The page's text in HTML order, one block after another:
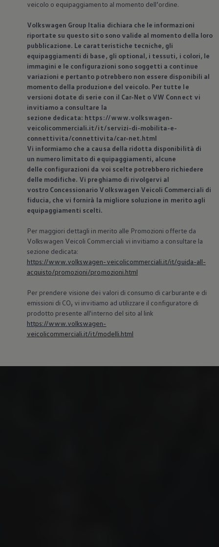
veicolo o equipaggiamento al momento dell’ordine.
Volkswagen Group Italia dichiara che le informazioni
riportate su questo sito sono valide al momento della loro
pubblicazione. Le caratteristiche tecniche, gli
equipaggiamenti di base, gli optional, i tessuti, i colori, le
immagini e le configurazioni sono soggetti a continue
variazioni e pertanto potrebbero non essere disponibili al
momento della produzione del veicolo. Per tutte le
versioni dotate di serie con il Car-Net o VW Connect vi
invitiamo a consultare la
sezione dedicata: https://www.volkswagen-
veicolicommerciali.it/it/servizi-di-mobilita-e-
connettivita/connettivita/car-net.html
Vi informiamo che a causa della ridotta disponibilità di
un numero limitato di equipaggiamenti, alcune
delle configurazioni da voi scelte potrebbero richiedere
delle modifiche. Vi preghiamo di rivolgervi al
vostro Concessionario Volkswagen Veicoli Commerciali di
fiducia, che vi fornirà la migliore soluzione in merito agli
equipaggiamenti scelti.
Per maggiori dettagli in merito alle Promozioni offerte da
Volkswagen Veicoli Commerciali vi invitiamo a consultare la
sezione dedicata:
https://www.volkswagen-veicolicommerciali.it/it/guida-all-
acquisto/promozioni/promozioni.html
Per prendere visione dei valori di consumo di carburante e di
emissioni di CO₂ vi invitiamo ad utilizzare il configuratore di
prodotto presente all'interno del sito al link
https://www.volkswagen-
veicolicommerciali.it/it/modelli.html